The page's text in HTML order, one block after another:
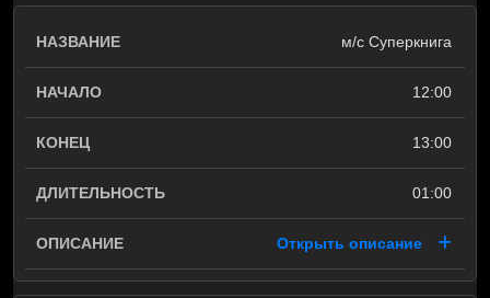
м/с Суперкнига
12:00
13:00
01:00
Открыть описание